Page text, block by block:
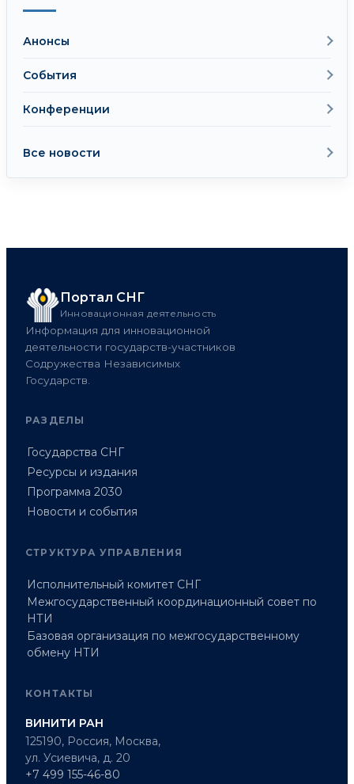
Анонсы
События
Конференции
Все новости
Портал СНГ
Инновационная деятельность
Информация для инновационной
деятельности государств-участников
Содружества Независимых
Государств.
РАЗДЕЛЫ
Государства СНГ
Ресурсы и издания
Программа 2030
Новости и события
СТРУКТУРА УПРАВЛЕНИЯ
Исполнительный комитет СНГ
Межгосударственный координационный совет по
НТИ
Базовая организация по межгосударственному
обмену НТИ
КОНТАКТЫ
ВИНИТИ РАН
125190, Россия, Москва,
ул. Усиевича, д. 20
+7 499 155-46-80